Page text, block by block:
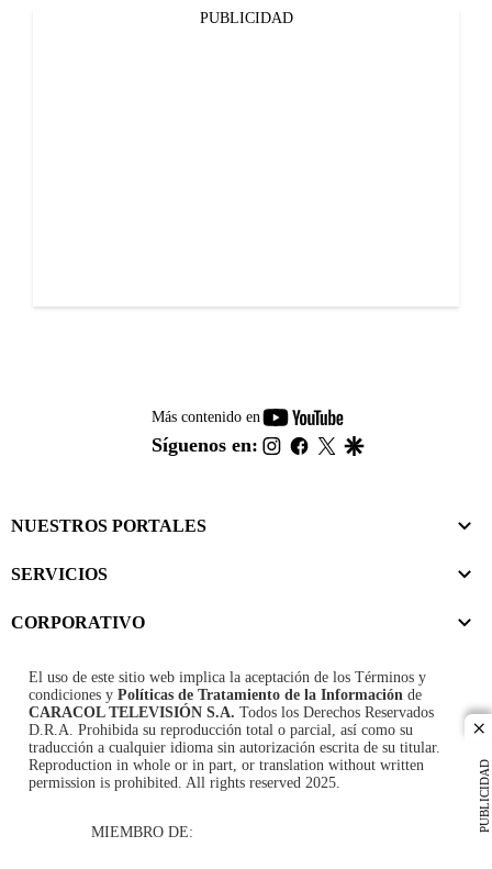
PUBLICIDAD
PUBLICIDAD
Más contenido en
youtube-
footer
Síguenos en: instagram
facebook
twitter
NUESTROS PORTALES
SERVICIOS
CORPORATIVO
El uso de este sitio web implica la aceptación de los Términos y
condiciones y Políticas de Tratamiento de la Información de
CARACOL TELEVISIÓN S.A. Todos los Derechos Reservados
D.R.A. Prohibida su reproducción total o parcial, así como su
traducción a cualquier idioma sin autorización escrita de su titular.
Reproduction in whole or in part, or translation without written
permission is prohibited. All rights reserved 2025.
MIEMBRO DE: